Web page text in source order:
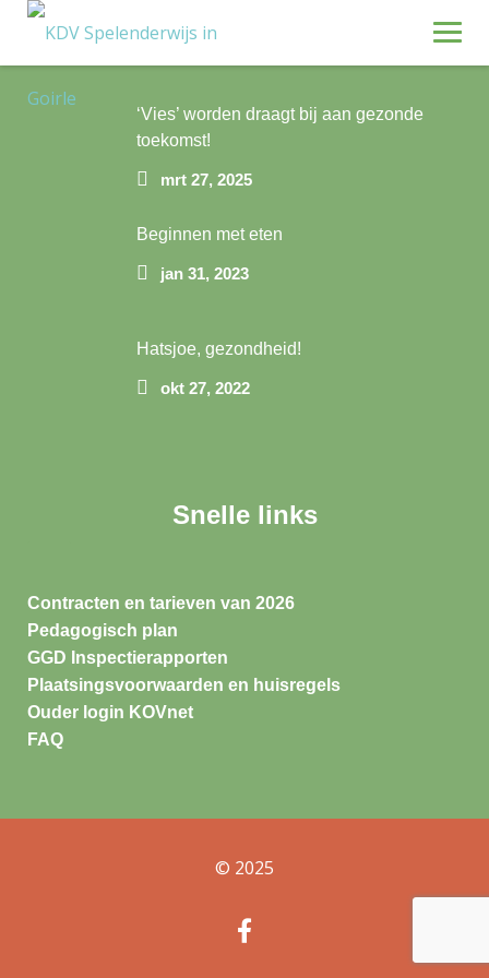
Skip
content
Recente blogposts
‘Vies’ worden draagt bij aan gezonde
toekomst!
mrt 27, 2025
Beginnen met eten
jan 31, 2023
Hatsjoe, gezondheid!
okt 27, 2022
Snelle links
Contracten en tarieven van 2026
Pedagogisch plan
GGD Inspectierapporten
Plaatsingsvoorwaarden en huisregels
Ouder login KOVnet
FAQ
© 2025